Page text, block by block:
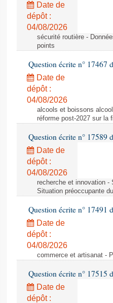
Date de
dépôt :
04/08/2026
sécurité routière -
points
Question écrite n° 17467
Date de
dépôt :
04/08/2026
alcools et boissons
réforme post-2027 sur la
Question écrite n° 17589
Date de
dépôt :
04/08/2026
recherche et innovation -
Situation préoccupante
Question écrite n°
Date de
dépôt :
04/08/2026
commerce et artisanat -
Question écrite n° 17515
Date de
dépôt :